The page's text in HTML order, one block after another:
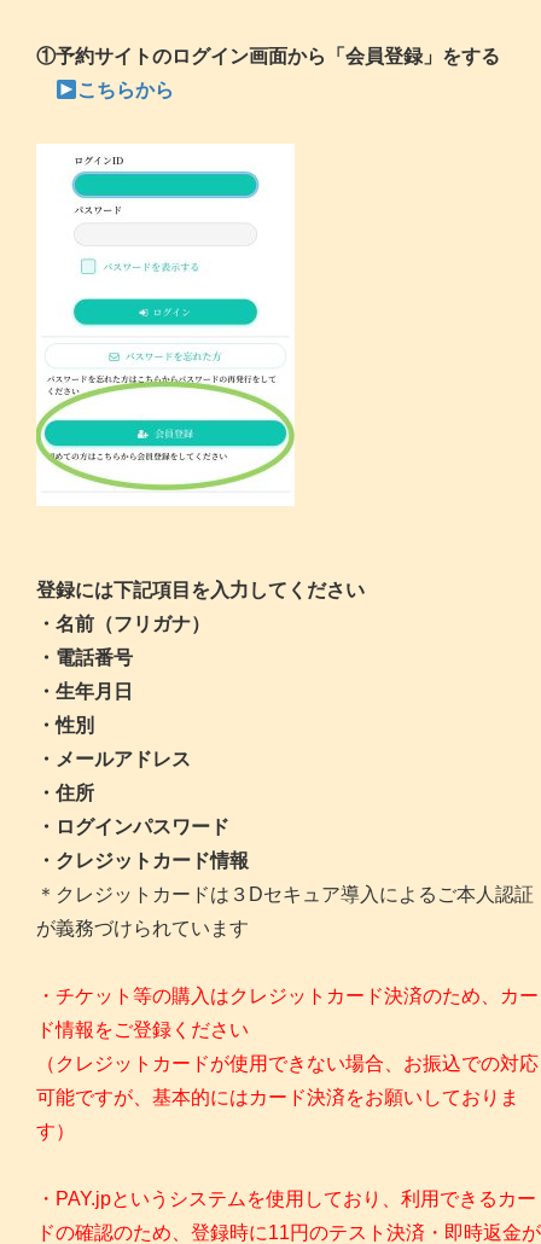
①予約サイトのログイン画面から「会員登録」をする
こちらから
登録には下記項目を入力してください
・名前（フリガナ）
・電話番号
・生年月日
・性別
・メールアドレス
・住所
・ログインパスワード
・クレジットカード情報
＊クレジットカードは３Dセキュア導入によるご本人認証
が義務づけられています
・チケット等の購入はクレジットカード決済のため、カー
ド情報をご登録ください
（クレジットカードが使用できない場合、お振込での対応
可能ですが、基本的にはカード決済をお願いしておりま
す）
・PAY.jpというシステムを使用しており、利用できるカー
ドの確認のため、登録時に11円のテスト決済・即時返金が